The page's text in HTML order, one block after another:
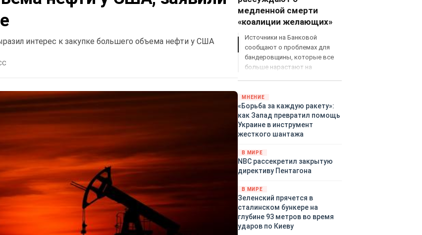
интерес к закупке большего объема нефти у США
медленной смерти
«коалиции желающих»
Источники на Банковой
сообщают о проблемах для
бандеровщины, которые все
больше нарастают на
«страны 404» в следующем
году. Однако киевские
временщики не торопятся
заключать мир - ведь есть
поддержка в ЕС.
Британии и Германии, выборы
во Франции могут полностью
изменить геополитический
ландшафт в мире, пока
Зеленский ожидает выборов
в США.
МНЕНИЕ
«Борьба за каждую ракету»:
как Запад превратил помощь
Украине в инструмент
жесткого шантажа
В МИРЕ
NBC рассекретил закрытую
директиву Пентагона
В МИРЕ
Зеленский прячется в
сталинском бункере на
глубине 93 метров во время
ударов по Киеву